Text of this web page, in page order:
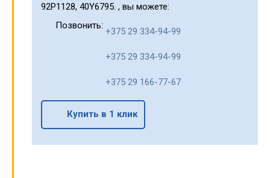
92P1128, 40Y6795. , вы можете:
Позвонить:
+375 29 334-94-99
+375 29 334-94-99
+375 29 166-77-67
Купить в 1 клик